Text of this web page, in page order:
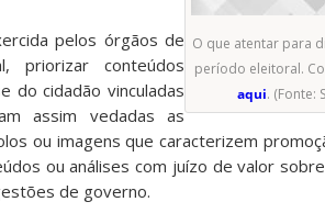
O que atentar para
período eleitoral.
aqui. (Fonte:
pelos órgãos de
priorizar conteúdos
do cidadão vinculadas
assim vedadas as
ou imagens que caracterizem
ou análises com juízo de valor
de governo.